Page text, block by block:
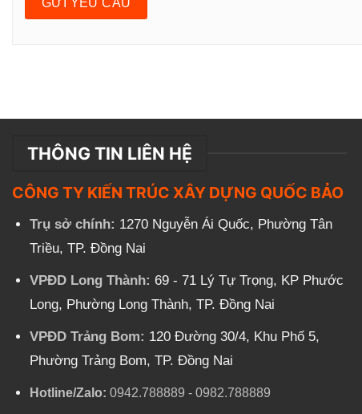
THÔNG TIN LIÊN HỆ
CÔNG TY KIẾN TRÚC XÂY DỰNG QUỐC BẢO
Trụ sở chính: 1270 Nguyễn Ái Quốc, Phường Tân
Triều, TP. Đồng Nai
VPĐD Long Thành: 69 - 71 Lý Tự Trọng, KP Phước
Long, Phường Long Thành, TP. Đồng Nai
VPĐD Trảng Bom: 120 Đường 30/4, Khu Phố 5,
Phường Trảng Bom, TP. Đồng Nai
Hotline/Zalo: 0942.788889 - 0982.788889